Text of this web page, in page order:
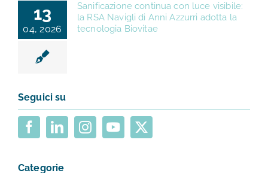
13
04, 2026
Sanificazione continua con luce visibile:
la RSA Navigli di Anni Azzurri adotta la
tecnologia Biovitae
Seguici su
Categorie